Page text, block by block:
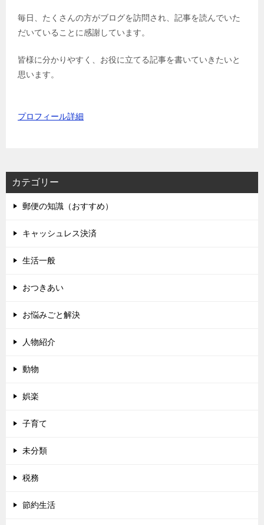
毎日、たくさんの方がブログを訪問され、記事を読んでいた
だいていることに感謝しています。
皆様に分かりやすく、お役に立てる記事を書いていきたいと
思います。
プロフィール詳細
カテゴリー
郵便の知識（おすすめ）
キャッシュレス決済
生活一般
おつきあい
お悩みごと解決
人物紹介
動物
娯楽
子育て
未分類
税務
節約生活